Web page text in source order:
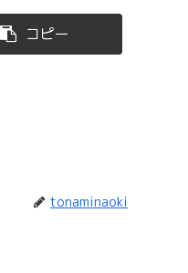
コピー
tonaminaoki